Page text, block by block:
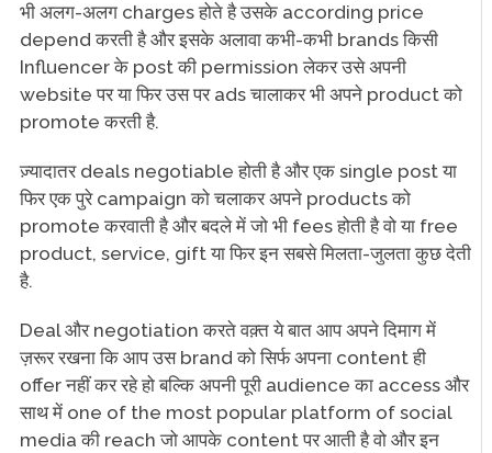
भी अलग-अलग charges होते है उसके according price
depend करती है और इसके अलावा कभी-कभी brands किसी
Influencer के post की permission लेकर उसे अपनी
website पर या फिर उस पर ads चालाकर भी अपने product को
promote करती है.
ज़्यादातर deals negotiable होती है और एक single post या
फिर एक पुरे campaign को चलाकर अपने products को
promote करवाती है और बदले में जो भी fees होती है वो या free
product, service, gift या फिर इन सबसे मिलता-जुलता कुछ देती
है.
Deal और negotiation करते वक़्त ये बात आप अपने दिमाग में
ज़रूर रखना कि आप उस brand को सिर्फ अपना content ही
offer नहीं कर रहे हो बल्कि अपनी पूरी audience का access और
साथ में one of the most popular platform of social
media की reach जो आपके content पर आती है वो और इन